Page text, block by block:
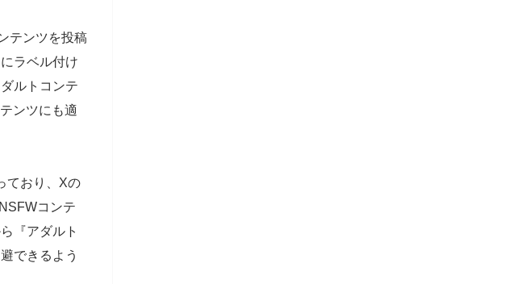
テンツを投稿
ラベル付け
ルトコンテ
ンツにも適
ており、Xの
コンテ
『アダルト
できるよう